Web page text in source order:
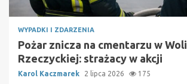
WYPADKI I ZDARZENIA
Pożar znicza na cmentarzu w Woli
Rzeczyckiej: strażacy w akcji
Karol Kaczmarek 2 lipca 2026 175